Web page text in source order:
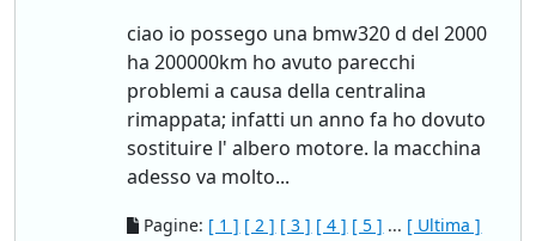
ciao io possego una bmw320 d del 2000
ha 200000km ho avuto parecchi
problemi a causa della centralina
rimappata; infatti un anno fa ho dovuto
sostituire l' albero motore. la macchina
adesso va molto...
Pagine: [ 1 ] [ 2 ] [ 3 ] [ 4 ] [ 5 ] ... [ Ultima ]